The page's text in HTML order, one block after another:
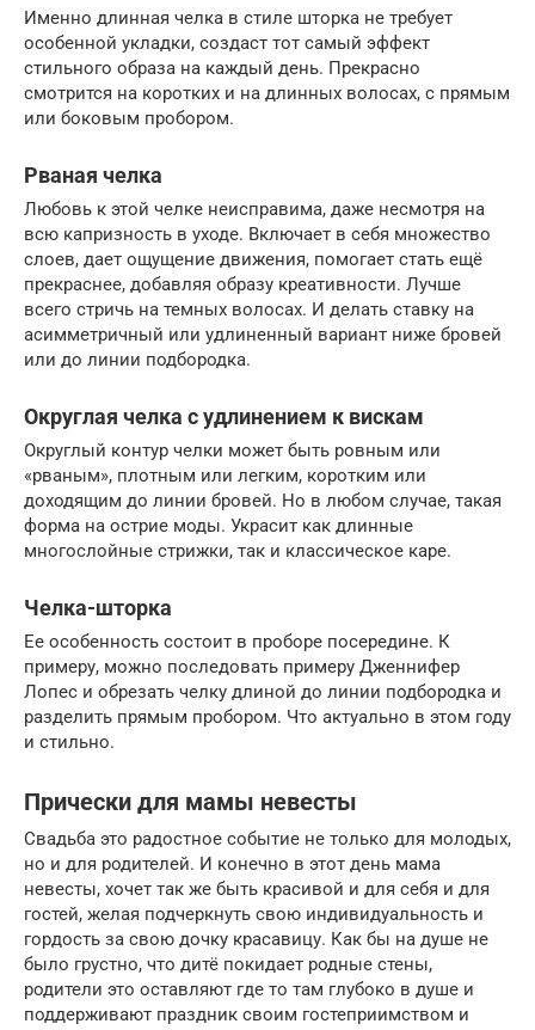
Именно длинная челка в стиле шторка не требует
особенной укладки, создаст тот самый эффект
стильного образа на каждый день. Прекрасно
смотрится на коротких и на длинных волосах, с прямым
или боковым пробором.
Рваная челка
Любовь к этой челке неисправима, даже несмотря на
всю капризность в уходе. Включает в себя множество
слоев, дает ощущение движения, помогает стать ещё
прекраснее, добавляя образу креативности. Лучше
всего стричь на темных волосах. И делать ставку на
асимметричный или удлиненный вариант ниже бровей
или до линии подбородка.
Округлая челка с удлинением к вискам
Округлый контур челки может быть ровным или
«рваным», плотным или легким, коротким или
доходящим до линии бровей. Но в любом случае, такая
форма на острие моды. Украсит как длинные
многослойные стрижки, так и классическое каре.
Челка-шторка
Ее особенность состоит в проборе посередине. К
примеру, можно последовать примеру Дженнифер
Лопес и обрезать челку длиной до линии подбородка и
разделить прямым пробором. Что актуально в этом году
и стильно.
Прически для мамы невесты
Свадьба это радостное событие не только для молодых,
но и для родителей. И конечно в этот день мама
невесты, хочет так же быть красивой и для себя и для
гостей, желая подчеркнуть свою индивидуальность и
гордость за свою дочку красавицу. Как бы на душе не
было грустно, что дитё покидает родные стены,
родители это оставляют где то там глубоко в душе и
поддерживают праздник своим гостеприимством и